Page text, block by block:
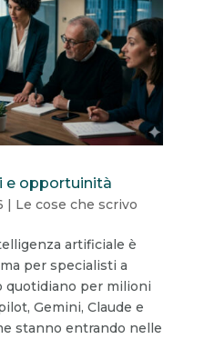
e opportuinità
| Le cose che scrivo
artificiale è
per specialisti a
per milioni
Gemini, Claude e
stanno entrando nelle